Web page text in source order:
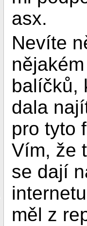
asx.
Nevíte
balíčků,
dala
pro tyto
Vím, že
se dají
měl z